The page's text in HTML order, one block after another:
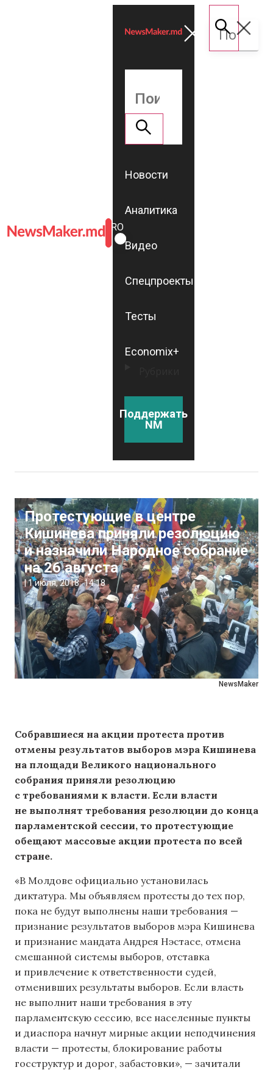
ROMÂNĂ
RU
Новости
Аналитика
Видео
Спецпроекты
Тесты
Economix+
Поддержать
NM
NewsMaker
Протестующие в центре
Кишинева приняли резолюцию
и назначили Народное собрание
на 26 августа
|1 июля, 2018 14:18
Собравшиеся на акции протеста против
отмены результатов выборов мэра Кишинева
на площади Великого национального
собрания приняли резолюцию
с требованиями к власти. Если власти
не выполнят требования резолюции до конца
парламентской сессии, то протестующие
обещают массовые акции протеста по всей
стране.
«В Молдове официально установилась
диктатура. Мы объявляем протесты до тех пор,
пока не будут выполнены наши требования —
признание результатов выборов мэра Кишинева
и признание мандата Андрея Нэстасе, отмена
смешанной системы выборов, отставка
и привлечение к ответственности судей,
отменивших результаты выборов. Если власть
не выполнит наши требования в эту
парламентскую сессию, все населенные пункты
и диаспора начнут мирные акции неподчинения
власти — протесты, блокирование работы
госструктур и дорог, забастовки», — зачитали